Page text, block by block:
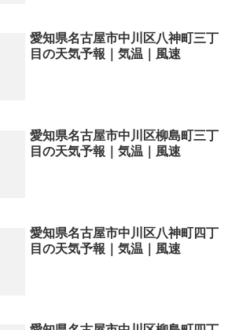
愛知県名古屋市中川区八神町三丁
目の天気予報｜気温｜風速
愛知県名古屋市中川区柳島町三丁
目の天気予報｜気温｜風速
愛知県名古屋市中川区八神町四丁
目の天気予報｜気温｜風速